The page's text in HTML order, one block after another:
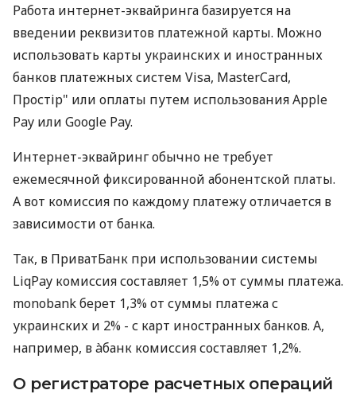
Работа интернет-эквайринга базируется на
введении реквизитов платежной карты. Можно
использовать карты украинских и иностранных
банков платежных систем Visa, MasterCard,
Простір" или оплаты путем использования Apple
Pay или Google Pay.
Интернет-эквайринг обычно не требует
ежемесячной фиксированной абонентской платы.
А вот комиссия по каждому платежу отличается в
зависимости от банка.
Так, в ПриватБанк при использовании системы
LiqPay комиссия составляет 1,5% от суммы платежа.
monobank берет 1,3% от суммы платежа с
украинских и 2% - с карт иностранных банков. А,
например, в àбанк комиссия составляет 1,2%.
О регистраторе расчетных операций